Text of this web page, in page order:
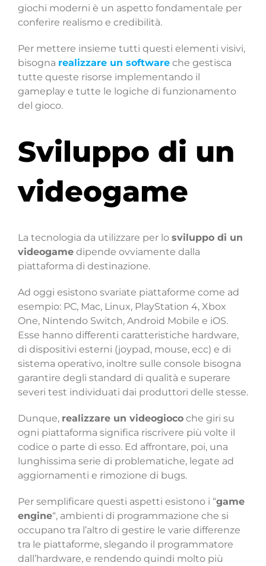
giochi moderni è un aspetto fondamentale per
conferire realismo e credibilità.
Per mettere insieme tutti questi elementi visivi,
bisogna realizzare un software che gestisca
tutte queste risorse implementando il
gameplay e tutte le logiche di funzionamento
del gioco.
Sviluppo di un
videogame
La tecnologia da utilizzare per lo sviluppo di un
videogame dipende ovviamente dalla
piattaforma di destinazione.
Ad oggi esistono svariate piattaforme come ad
esempio: PC, Mac, Linux, PlayStation 4, Xbox
One, Nintendo Switch, Android Mobile e iOS.
Esse hanno differenti caratteristiche hardware,
di dispositivi esterni (joypad, mouse, ecc) e di
sistema operativo, inoltre sulle console bisogna
garantire degli standard di qualità e superare
severi test individuati dai produttori delle stesse.
Dunque, realizzare un videogioco che giri su
ogni piattaforma significa riscrivere più volte il
codice o parte di esso. Ed affrontare, poi, una
lunghissima serie di problematiche, legate ad
aggiornamenti e rimozione di bugs.
Per semplificare questi aspetti esistono i “game
engine“, ambienti di programmazione che si
occupano tra l’altro di gestire le varie differenze
tra le piattaforme, slegando il programmatore
dall’hardware, e rendendo quindi molto più